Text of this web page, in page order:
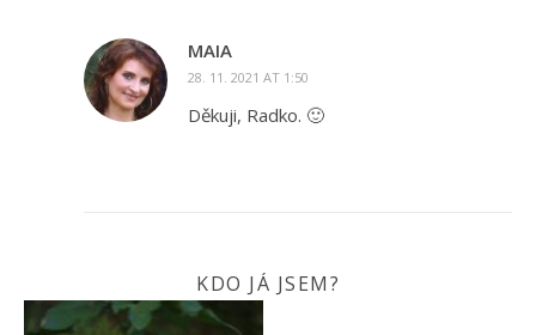
MAIA
28. 11. 2021 AT 1:50
Děkuji, Radko. 🙂
KDO JÁ JSEM?